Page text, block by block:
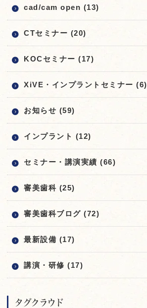
cad/cam open (13)
CTセミナー (20)
KOCセミナー (17)
XiVE・インプラントセミナー (6)
お知らせ (59)
インプラント (12)
セミナー・講演実績 (66)
審美歯科 (25)
審美歯科ブログ (72)
最新設備 (17)
講演・研修 (17)
タグクラウド